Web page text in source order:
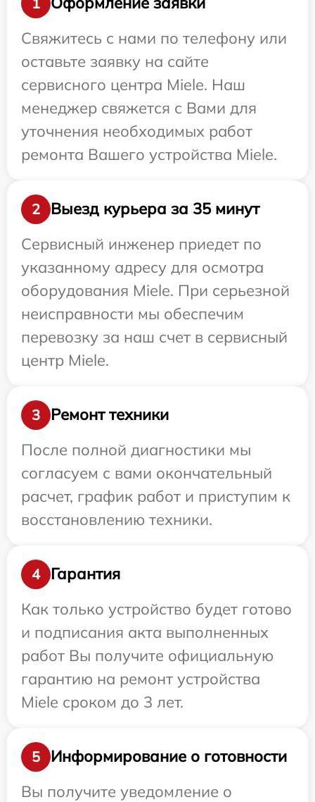
Свяжитесь с нами по телефону или
оставьте заявку на сайте
сервисного центра Miele. Наш
менеджер свяжется с Вами для
уточнения необходимых работ
ремонта Вашего устройства Miele.
2
Выезд курьера за 35 минут
Сервисный инженер приедет по
указанному адресу для осмотра
оборудования Miele. При серьезной
неисправности мы обеспечим
перевозку за наш счет в сервисный
центр Miele.
3
Ремонт техники
После полной диагностики мы
согласуем с вами окончательный
расчет, график работ и приступим к
восстановлению техники.
4
Гарантия
Как только устройство будет готово
и подписания акта выполненных
работ Вы получите официальную
гарантию на ремонт устройства
Miele сроком до 3 лет.
5
Информирование о готовности
Вы получите уведомление о